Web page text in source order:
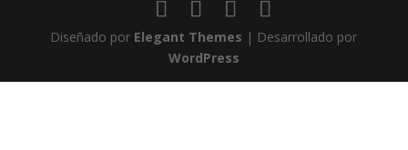
Diseñado por Elegant Themes | Desarrollado por
WordPress